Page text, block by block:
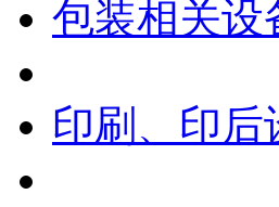
包装相关设
印刷、印后